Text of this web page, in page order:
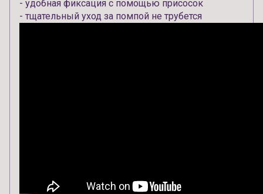
- удобная фиксация с помощью присосок
- тщательный уход за помпой не трубется